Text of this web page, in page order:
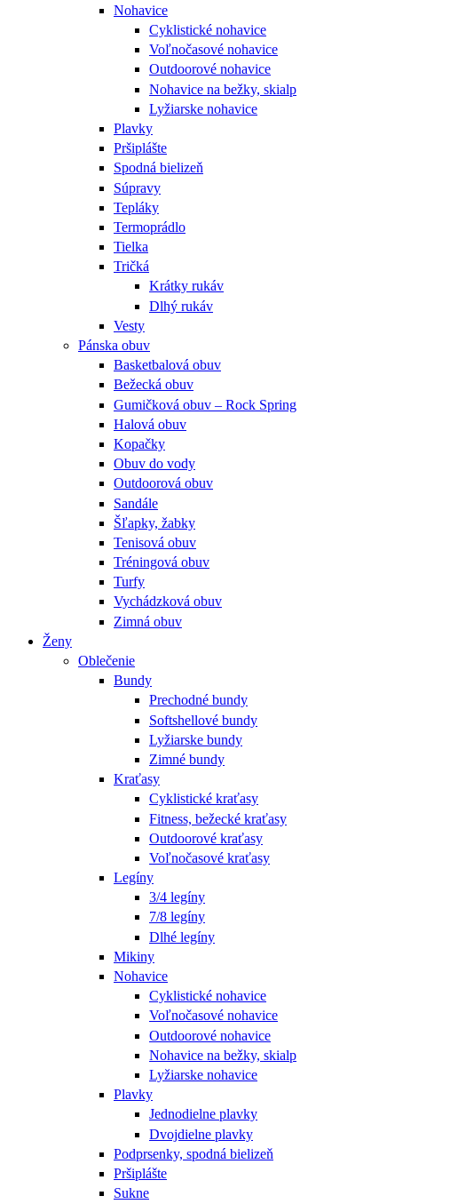
Nohavice
Cyklistické nohavice
Voľnočasové nohavice
Outdoorové nohavice
Nohavice na bežky, skialp
Lyžiarske nohavice
Plavky
Pršiplášte
Spodná bielizeň
Súpravy
Tepláky
Termoprádlo
Tielka
Tričká
Krátky rukáv
Dlhý rukáv
Vesty
Pánska obuv
Basketbalová obuv
Bežecká obuv
Gumičková obuv – Rock Spring
Halová obuv
Kopačky
Obuv do vody
Outdoorová obuv
Sandále
Šľapky, žabky
Tenisová obuv
Tréningová obuv
Turfy
Vychádzková obuv
Zimná obuv
Ženy
Oblečenie
Bundy
Prechodné bundy
Softshellové bundy
Lyžiarske bundy
Zimné bundy
Kraťasy
Cyklistické kraťasy
Fitness, bežecké kraťasy
Outdoorové kraťasy
Voľnočasové kraťasy
Legíny
3/4 legíny
7/8 legíny
Dlhé legíny
Mikiny
Nohavice
Cyklistické nohavice
Voľnočasové nohavice
Outdoorové nohavice
Nohavice na bežky, skialp
Lyžiarske nohavice
Plavky
Jednodielne plavky
Dvojdielne plavky
Podprsenky, spodná bielizeň
Pršiplášte
Sukne